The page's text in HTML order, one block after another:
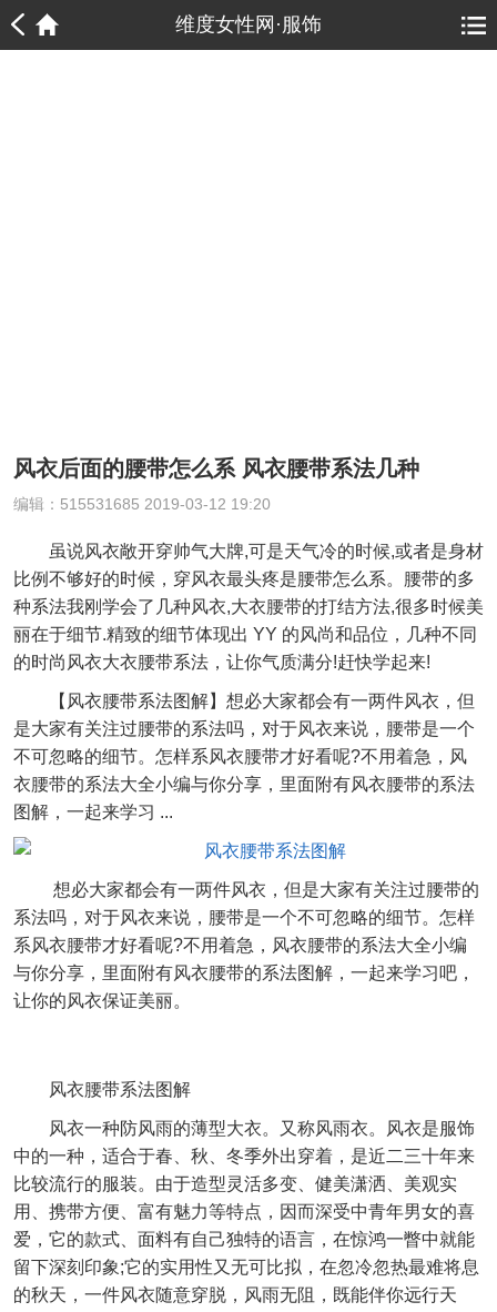
维度女性网·服饰
风衣后面的腰带怎么系 风衣腰带系法几种
编辑：515531685 2019-03-12 19:20
虽说风衣敞开穿帅气大牌,可是天气冷的时候,或者是身材
比例不够好的时候，穿风衣最头疼是腰带怎么系。腰带的多
种系法我刚学会了几种风衣,大衣腰带的打结方法,很多时候美
丽在于细节.精致的细节体现出 YY 的风尚和品位，几种不同
的时尚风衣大衣腰带系法，让你气质满分!赶快学起来!
【风衣腰带系法图解】想必大家都会有一两件风衣，但
是大家有关注过腰带的系法吗，对于风衣来说，腰带是一个
不可忽略的细节。怎样系风衣腰带才好看呢?不用着急，风
衣腰带的系法大全小编与你分享，里面附有风衣腰带的系法
图解，一起来学习 ...
想必大家都会有一两件风衣，但是大家有关注过腰带的
系法吗，对于风衣来说，腰带是一个不可忽略的细节。怎样
系风衣腰带才好看呢?不用着急，风衣腰带的系法大全小编
与你分享，里面附有风衣腰带的系法图解，一起来学习吧，
让你的风衣保证美丽。
风衣腰带系法图解
风衣一种防风雨的薄型大衣。又称风雨衣。风衣是服饰
中的一种，适合于春、秋、冬季外出穿着，是近二三十年来
比较流行的服装。由于造型灵活多变、健美潇洒、美观实
用、携带方便、富有魅力等特点，因而深受中青年男女的喜
爱，它的款式、面料有自己独特的语言，在惊鸿一瞥中就能
留下深刻印象;它的实用性又无可比拟，在忽冷忽热最难将息
的秋天，一件风衣随意穿脱，风雨无阻，既能伴你远行天
1 1